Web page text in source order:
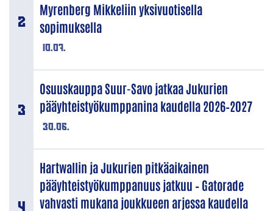
10.07.
Myrenberg Mikkeliin yksivuotisella
sopimuksella
30.06.
Osuuskauppa Suur-Savo jatkaa Jukurien
pääyhteistyökumppanina kaudella 2026–2027
Hartwallin ja Jukurien pitkäaikainen
pääyhteistyökumppanuus jatkuu – Gatorade
vahvasti mukana joukkueen arjessa kaudella